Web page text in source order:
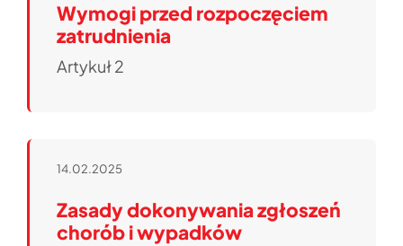
Wymogi przed rozpoczęciem
zatrudnienia
Artykuł 2
14.02.2025
Zasady dokonywania zgłoszeń
chorób i wypadków